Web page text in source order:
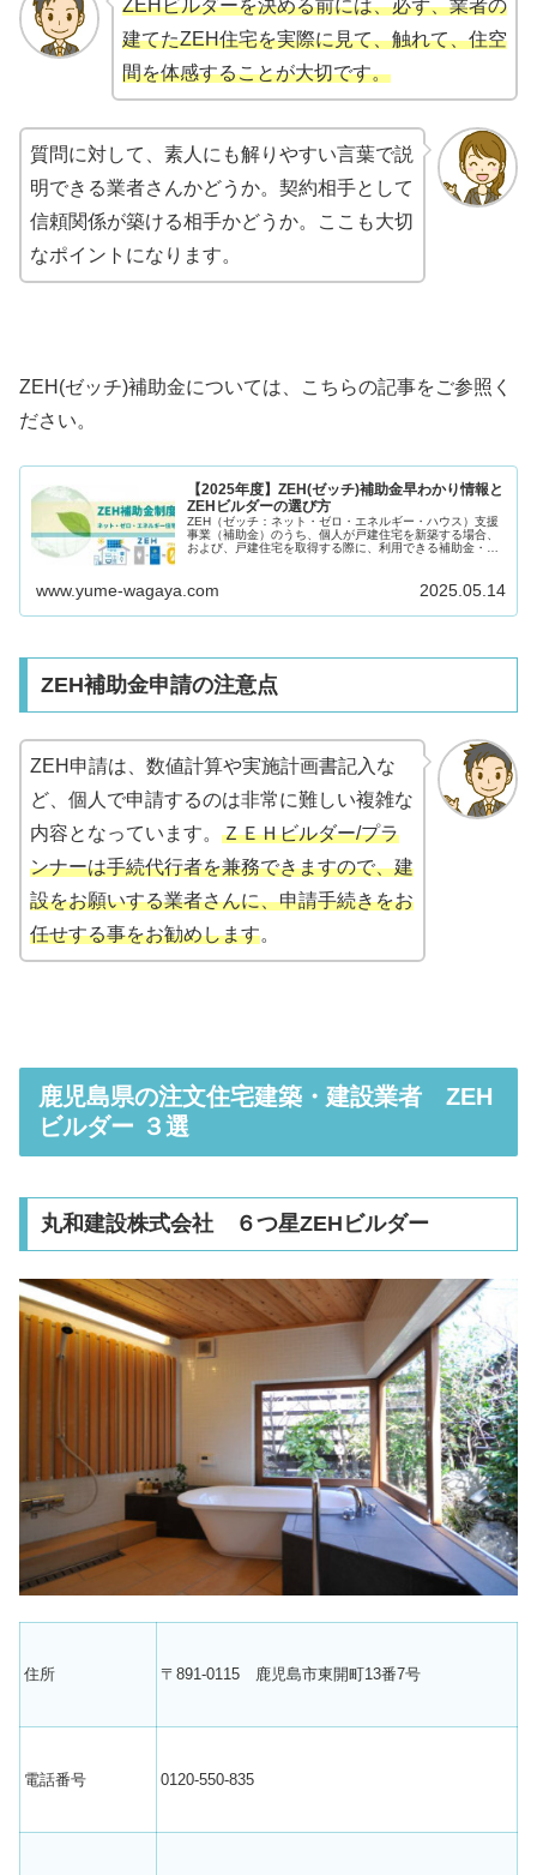
ZEHビルダーを決める前には、必ず、業者の
建てたZEH住宅を実際に見て、触れて、住空
間を体感することが大切です。
質問に対して、素人にも解りやすい言葉で説
明できる業者さんかどうか。 契約相手として
信頼関係が築ける相手かどうか。ここも大切
なポイントになります。
ZEH(ゼッチ)補助金については、こちらの記事をご参照く
ださい。
【2025年度】ZEH(ゼッチ)補助金早わかり情報と
ZEHビルダーの選び方
ZEH（ゼッチ：ネット・ゼロ・エネルギー・ハウス）支援
事業（補助金）のうち、個人が戸建住宅を新築する場合、
および、戸建住宅を取得する際に、利用できる補助金・税
www.yume-wagaya.com 2025.05.14
ZEH補助金申請の注意点
ZEH申請は、数値計算や実施計画書記入な
ど、個人で申請するのは非常に難しい複雑な
内容となっています。 ＺＥＨビルダー/プラ
ンナーは手続代行者を兼務できますので、建
設をお願いする業者さんに、申請手続きをお
任せする事をお勧めします。
鹿児島県の注文住宅建築・建設業者 ZEH
ビルダー ３選
丸和建設株式会社 ６つ星ZEHビルダー
住所 〒891-0115 鹿児島市東開町13番7号
電話番号 0120-550-835